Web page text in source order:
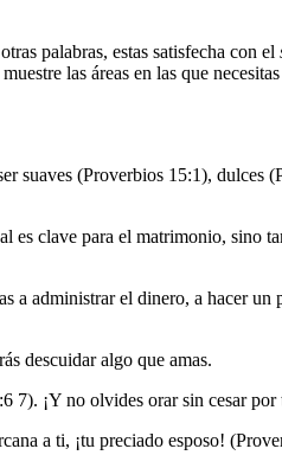
palabras, estas satisfecha con el
las áreas en las que
suaves (Proverbios 15:1), dulces
es clave para el matrimonio, sino
administrar el dinero, a hacer un
descuidar algo que amas.
7). ¡Y no olvides orar sin cesar por
a ti, ¡tu preciado esposo!